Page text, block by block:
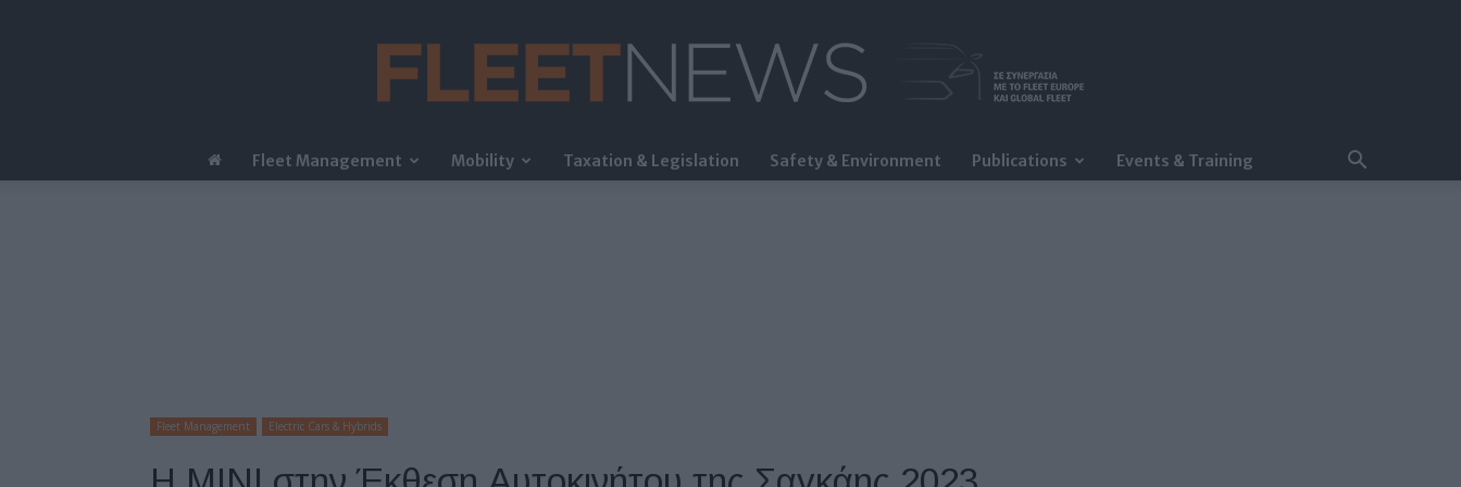
FleetNews
Fleet Management Mobility Taxation & Legislation Safety & Environment Publications Events & Training
Fleet Management Electric Cars & Hybrids